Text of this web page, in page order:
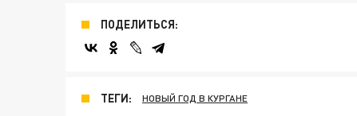
ПОДЕЛИТЬСЯ:
ТЕГИ: НОВЫЙ ГОД В КУРГАНЕ